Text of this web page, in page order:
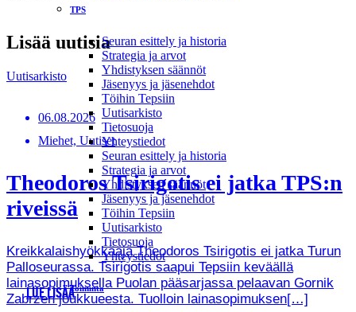
TPS
Seuran esittely ja historia
Strategia ja arvot
Yhdistyksen säännöt
Jäsenyys ja jäsenehdot
Töihin Tepsiin
Uutisarkisto
Tietosuoja
Yhteystiedot
Seuran esittely ja historia
Strategia ja arvot
Yhdistyksen säännöt
Jäsenyys ja jäsenehdot
Töihin Tepsiin
Uutisarkisto
Tietosuoja
Yhteystiedot
Toiminta
Lisää uutisia
Uutisarkisto
06.08.2026
Miehet, Uutiset
Theodoros Tsirigotis ei jatka TPS:n
riveissä
Kreikkalaishyökkääjä Theodoros Tsirigotis ei jatka Turun
Palloseurassa. Tsirigotis saapui Tepsiin keväällä
lainasopimuksella Puolan pääsarjassa pelaavan Gornik
Zabrzen joukkueesta. Tuolloin lainasopimuksen[…]
LUE LISÄÄ